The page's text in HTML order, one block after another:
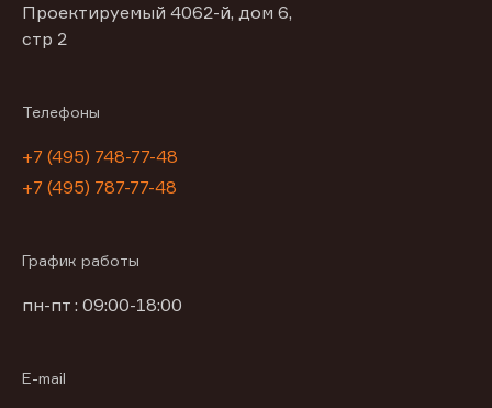
Проектируемый 4062-й, дом 6,
стр 2
Телефоны
+7 (495) 748-77-48
+7 (495) 787-77-48
График работы
пн-пт : 09:00-18:00
E-mail